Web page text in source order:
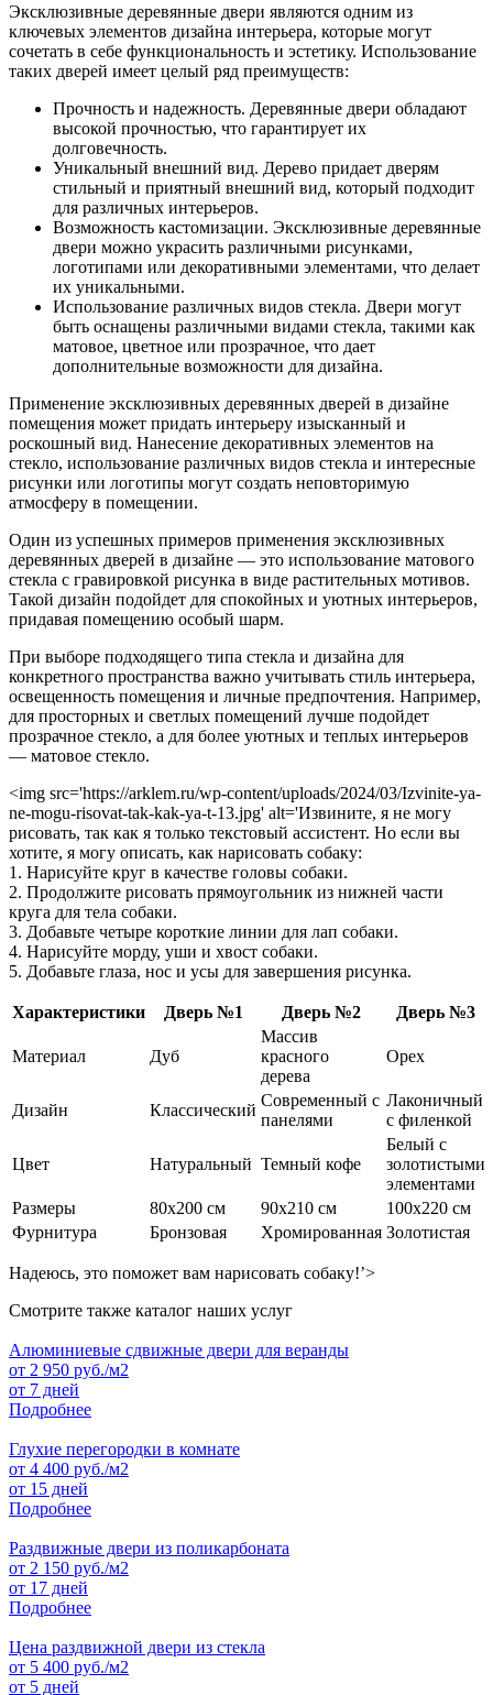
Эксклюзивные деревянные двери являются одним из
ключевых элементов дизайна интерьера, которые могут
сочетать в себе функциональность и эстетику. Использование
таких дверей имеет целый ряд преимуществ:
Прочность и надежность. Деревянные двери обладают
высокой прочностью, что гарантирует их
долговечность.
Уникальный внешний вид. Дерево придает дверям
стильный и приятный внешний вид, который подходит
для различных интерьеров.
Возможность кастомизации. Эксклюзивные деревянные
двери можно украсить различными рисунками,
логотипами или декоративными элементами, что делает
их уникальными.
Использование различных видов стекла. Двери могут
быть оснащены различными видами стекла, такими как
матовое, цветное или прозрачное, что дает
дополнительные возможности для дизайна.
Применение эксклюзивных деревянных дверей в дизайне
помещения может придать интерьеру изысканный и
роскошный вид. Нанесение декоративных элементов на
стекло, использование различных видов стекла и интересные
рисунки или логотипы могут создать неповторимую
атмосферу в помещении.
Один из успешных примеров применения эксклюзивных
деревянных дверей в дизайне — это использование матового
стекла с гравировкой рисунка в виде растительных мотивов.
Такой дизайн подойдет для спокойных и уютных интерьеров,
придавая помещению особый шарм.
При выборе подходящего типа стекла и дизайна для
конкретного пространства важно учитывать стиль интерьера,
освещенность помещения и личные предпочтения. Например,
для просторных и светлых помещений лучше подойдет
прозрачное стекло, а для более уютных и теплых интерьеров
— матовое стекло.
<img src='https://arklem.ru/wp-content/uploads/2024/03/Izvinite-ya-
ne-mogu-risovat-tak-kak-ya-t-13.jpg' alt='Извините, я не могу
рисовать, так как я только текстовый ассистент. Но если вы
хотите, я могу описать, как нарисовать собаку:
1. Нарисуйте круг в качестве головы собаки.
2. Продолжите рисовать прямоугольник из нижней части
круга для тела собаки.
3. Добавьте четыре короткие линии для лап собаки.
4. Нарисуйте морду, уши и хвост собаки.
5. Добавьте глаза, нос и усы для завершения рисунка.
Характеристики Дверь №1 Дверь №2 Дверь №3
Материал Дуб
Массив
красного
дерева
Орех
Дизайн Классический
Современный с
панелями
Лаконичный
с филенкой
Цвет Натуральный Темный кофе
Белый с
золотистыми
элементами
Размеры
80х200 см 90х210 см
100х220 см
Фурнитура
Бронзовая Хромированная Золотистая
Надеюсь, это поможет вам нарисовать собаку!’>
Смотрите также каталог наших услуг
Алюминиевые сдвижные двери для веранды
от 2 950 руб./м2
от 7 дней
Подробнее
Глухие перегородки в комнате
от 4 400 руб./м2
от 15 дней
Подробнее
Раздвижные двери из поликарбоната
от 2 150 руб./м2
от 17 дней
Подробнее
Цена раздвижной двери из стекла
от 5 400 руб./м2
от 5 дней